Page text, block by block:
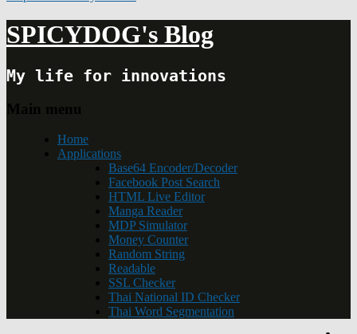
SPICYDOG's Blog
My life for innovations
Main menu
Home
Applications
Base64 Encoder/Decoder
Facebook Post Search
HTML Live Editor
Manga Reader
MDP Simulator
Money Counter
Random String
Readable
SSL Checker
Thai National ID Checker
Thai Word Segmentation